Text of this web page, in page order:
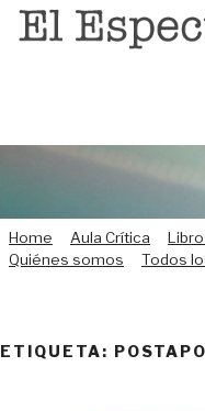
Saltar
Home Aula Crítica
Quiénes somos
Todos
ETIQUETA: